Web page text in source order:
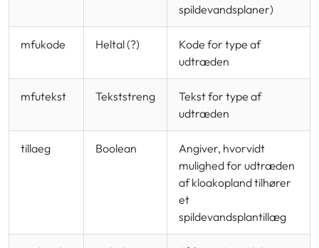
spildevandsplaner)
mfukode Heltal (?)
Kode for type af
udtræden
mfutekst Tekststreng
Tekst for type af
udtræden
tillaeg Boolean
Angiver, hvorvidt
mulighed for udtræden
af kloakopland tilhører
et
spildevandsplantillæg